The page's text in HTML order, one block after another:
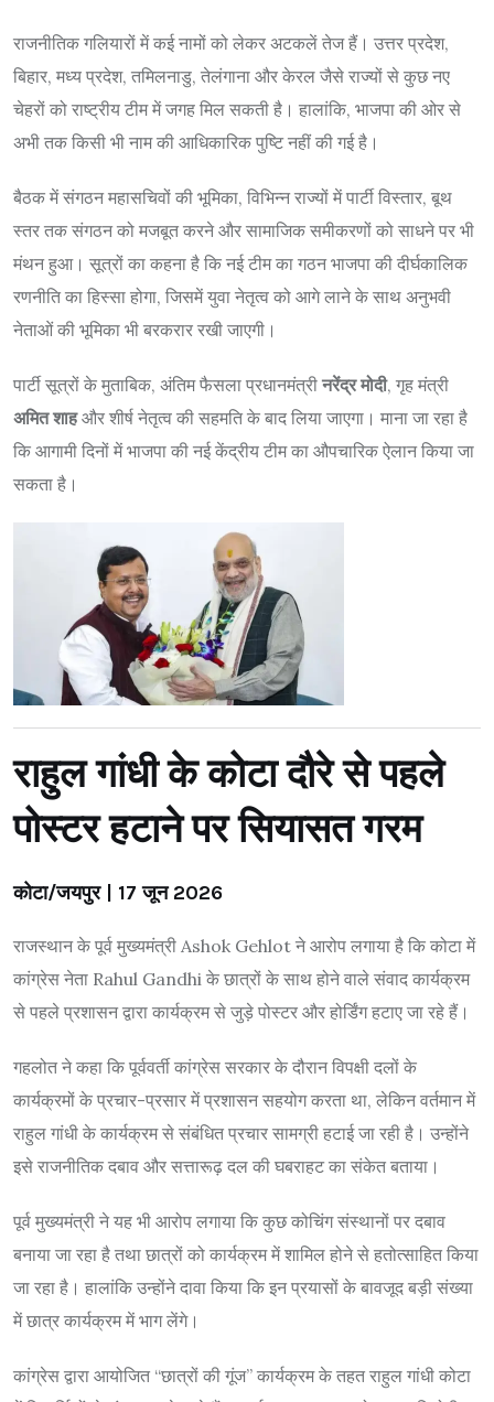
राजनीतिक गलियारों में कई नामों को लेकर अटकलें तेज हैं। उत्तर प्रदेश,
बिहार, मध्य प्रदेश, तमिलनाडु, तेलंगाना और केरल जैसे राज्यों से कुछ नए
चेहरों को राष्ट्रीय टीम में जगह मिल सकती है। हालांकि, भाजपा की ओर से
अभी तक किसी भी नाम की आधिकारिक पुष्टि नहीं की गई है।
बैठक में संगठन महासचिवों की भूमिका, विभिन्न राज्यों में पार्टी विस्तार, बूथ
स्तर तक संगठन को मजबूत करने और सामाजिक समीकरणों को साधने पर भी
मंथन हुआ। सूत्रों का कहना है कि नई टीम का गठन भाजपा की दीर्घकालिक
रणनीति का हिस्सा होगा, जिसमें युवा नेतृत्व को आगे लाने के साथ अनुभवी
नेताओं की भूमिका भी बरकरार रखी जाएगी।
पार्टी सूत्रों के मुताबिक, अंतिम फैसला प्रधानमंत्री नरेंद्र मोदी, गृह मंत्री
अमित शाहऔर शीर्ष नेतृत्व की सहमति के बाद लिया जाएगा। माना जा रहा है
कि आगामी दिनों में भाजपा की नई केंद्रीय टीम का औपचारिक ऐलान किया जा
सकता है।
राहुल गांधी के कोटा दौरे से पहले
पोस्टर हटाने पर सियासत गरम
कोटा/जयपुर | 17 जून 2026
राजस्थान के पूर्व मुख्यमंत्री Ashok Gehlot ने आरोप लगाया है कि कोटा में
कांग्रेस नेता Rahul Gandhi के छात्रों के साथ होने वाले संवाद कार्यक्रम
से पहले प्रशासन द्वारा कार्यक्रम से जुड़े पोस्टर और होर्डिंग हटाए जा रहे हैं।
गहलोत ने कहा कि पूर्ववर्ती कांग्रेस सरकार के दौरान विपक्षी दलों के
कार्यक्रमों के प्रचार-प्रसार में प्रशासन सहयोग करता था, लेकिन वर्तमान में
राहुल गांधी के कार्यक्रम से संबंधित प्रचार सामग्री हटाई जा रही है। उन्होंने
इसे राजनीतिक दबाव और सत्तारूढ़ दल की घबराहट का संकेत बताया।
पूर्व मुख्यमंत्री ने यह भी आरोप लगाया कि कुछ कोचिंग संस्थानों पर दबाव
बनाया जा रहा है तथा छात्रों को कार्यक्रम में शामिल होने से हतोत्साहित किया
जा रहा है। हालांकि उन्होंने दावा किया कि इन प्रयासों के बावजूद बड़ी संख्या
में छात्र कार्यक्रम में भाग लेंगे।
कांग्रेस द्वारा आयोजित “छात्रों की गूंज” कार्यक्रम के तहत राहुल गांधी कोटा